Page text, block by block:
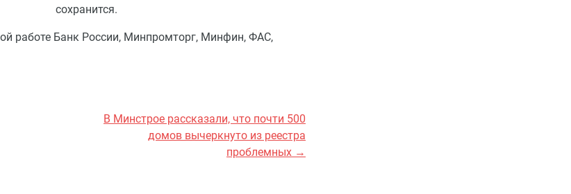
сохранится.
работе Банк России, Минпромторг, Минфин, ФАС,
В Минстрое рассказали, что почти 500
домов вычеркнуто из реестра
проблемных →